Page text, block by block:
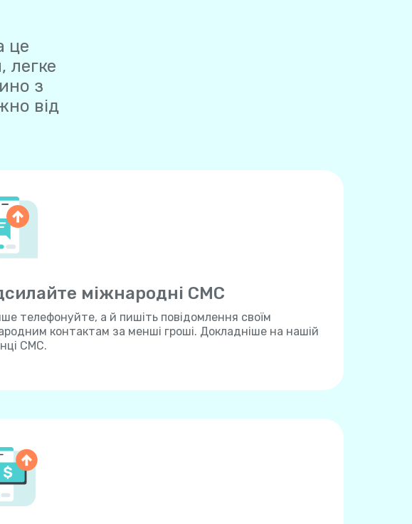
це
легке
з
від
міжнародні СМС
телефонуйте, а й пишіть повідомлення своїм
контактам за менші гроші. Докладніше на нашій
СМС.